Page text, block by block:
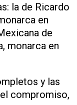
la de Ricardo
en
de
monarca en
y las
compromiso,